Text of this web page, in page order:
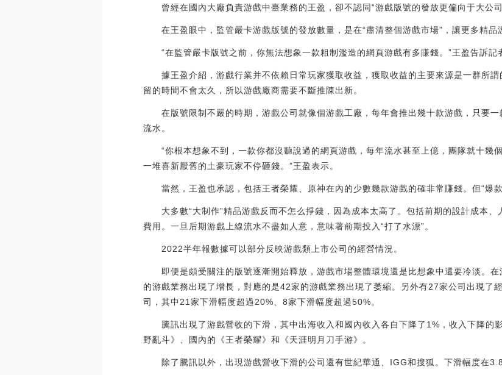
曾經在國內大廠負責游戲中臺業務的王盈，卻不認同“游戲版號的發放更偏向于大公司
在王盈眼中，監管嚴卡游戲版號的發放數量，是在“肅清整個游戲市場”，讓更多精品
“在監管嚴卡版號之前，你無法想象一款粗制濫造的網頁游戲有多賺錢。”王盈告訴記
據王盈介紹，游戲行業并不依賴日常玩家獲取收益，獲取收益的主要來源是一群所謂
留的時間不會太久，所以游戲廠商需要不斷推陳出新。
在版號限制不嚴的時期，游戲公司就像個游戲工廠，每年會推出幾十款游戲，只要一
流水。
“你根本想象不到，一款你都沒聽說過的網頁游戲，每年流水甚至上億，團隊就十幾
一堆喜新厭舊的土豪玩家不停砸錢。”王盈表示。
當然，王盈也承認，包括王者榮耀、原神在內的少數幾款游戲的確非常賺錢。但“爆款
大多數“大制作”精品游戲反而不怎么掙錢，因為成本太高了。包括前期的設計成本、
費用。一旦后期游戲上線流水不盡如人意，意味著前期投入“打了水漂”。
2022半年報數據可以部分反映游戲類上市公司的經營情況。
即便是頗受關注的版號逐漸開始釋放，游戲市場整體環境還是比想象中還要冷淡。在
的游戲業務出現了增長，對應的是42家的游戲業務出現了萎縮。另外有27家公司出現了
司，其中21家下滑幅度超過20%、8家下滑幅度超過50%。
騰訊出現了游戲營收的下滑，其中出海收入和國內收入各自下降了1%，收入下降的
野亂斗》、國內的《王者榮耀》和《天涯明月刀手游》。
除了騰訊以外，出現游戲營收下滑的公司還有世紀華通、IGG和搜狐。下滑幅度在